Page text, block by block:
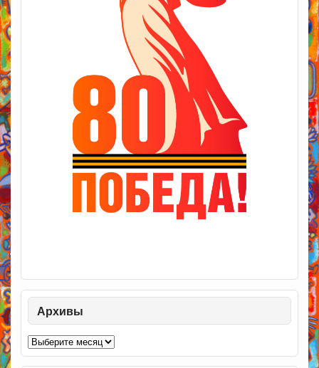
Архивы
Архивы